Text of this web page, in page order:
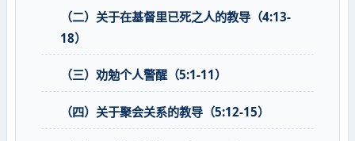
（二）关于在基督里已死之人的教导（4:13-
18）
（三）劝勉个人警醒（5:1-11）
（四）关于聚会关系的教导（5:12-15）